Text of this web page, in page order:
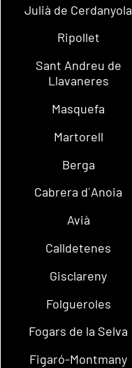
Julià de Cerdanyola
Ripollet
Sant Andreu de
Llavaneres
Masquefa
Martorell
Berga
Cabrera d´Anoia
Avià
Calldetenes
Gisclareny
Folgueroles
Fogars de la Selva
Figaró-Montmany